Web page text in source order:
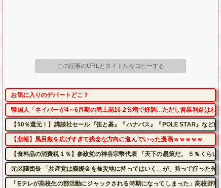
この記事のURLとタイトルをコピーする
お気に入りのデパートどこ？
韓国人「ネイバーが4～6月期の売上高16.2％増で好調…ただし営業利益はわ
【50％還元！】講談社セール『伍と碁』『ハナバス』『POLE STAR』など
【悲報】風呂敷を広げすぎて残念な方向に進んでいった漫画ｗｗｗｗｗ
【食料品の消費税１％】参政党の神谷宗幣代表 「天下の愚策だ。 ５％くら
元区議団長 「共産党は義援金を被災地に持ってはいく。が、持って行った先
「Eテレが高校生の部活動にジャックされる時期になってしまった」高校野